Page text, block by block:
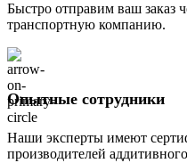
Быстро отправим ваш заказ
транспортную компанию.
Опытные сотрудники
Наши эксперты имеют
производителей